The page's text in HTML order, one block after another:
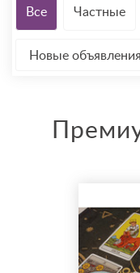
Все Частные
Новые объявления